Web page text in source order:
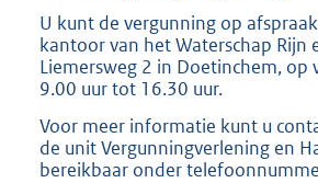
U kunt de vergunning op
kantoor van het Waterschap Rijn
Liemersweg 2 in Doetinchem, op
9.00 uur tot 16.30 uur.
Voor meer informatie kunt u
de unit Vergunningverlening en
bereikbaar onder